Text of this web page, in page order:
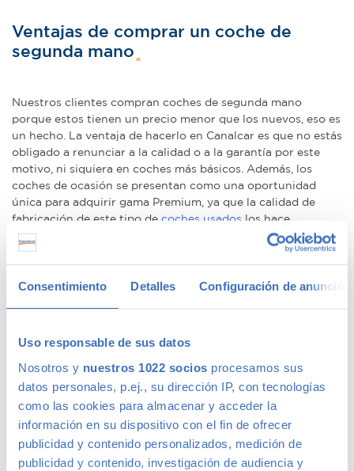
Consentimiento Detalles Configuración de anuncios
Uso responsable de sus datos
Nosotros y nuestros 1022 socios procesamos sus
datos personales, p.ej., su dirección IP, con tecnologías
como las cookies para almacenar y acceder la
información en su dispositivo con el fin de ofrecer
publicidad y contenido personalizados, medición de
publicidad y contenido, investigación de audiencia y
Ventajas de comprar un coche de
segunda mano
Nuestros clientes compran coches de segunda mano
porque estos tienen un precio menor que los nuevos, eso es
un hecho. La ventaja de hacerlo en Canalcar es que no estás
obligado a renunciar a la calidad o a la garantía por este
motivo, ni siquiera en coches más básicos. Además, los
coches de ocasión se presentan como una oportunidad
única para adquirir gama Premium, ya que la calidad de
fabricación de este tipo de coches usados los hace
conservarse en un perfecto estado –permitiéndote la
compra de un coche prácticamente nuevo a un precio
mucho menor–.
second hand cars in Madrid
with confidence.
Ofertas en coches de segunda mano
Tenemoscoches con descuentosde hasta 6.000€ en gama
Premium y 1.000€ en gama media. Todos nuestros coches
de segunda mano tienen precios fijos, pero siempre podrás
encontrar descuentos de los que beneficiarte. Ven a vernos
y pregúntanos por nuestras ofertas, las acompañaremos de